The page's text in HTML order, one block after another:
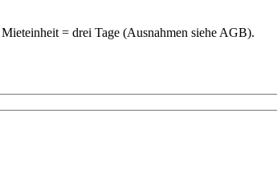
= drei Tage (Ausnahmen siehe AGB).